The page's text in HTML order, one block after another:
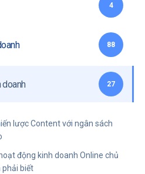
4
88
doanh 27
lược Content với ngân sách
động kinh doanh Online chủ
phải biết